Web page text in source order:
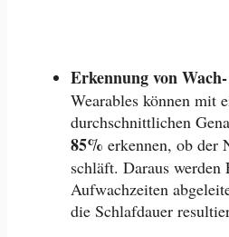
Erkennung von
Wearables können mit
durchschnittlichen
85% erkennen, ob der
schläft. Daraus
Aufwachzeiten
die Schlafdauer